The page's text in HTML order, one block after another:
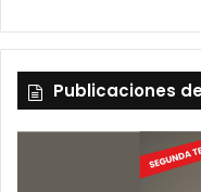
Publicaciones